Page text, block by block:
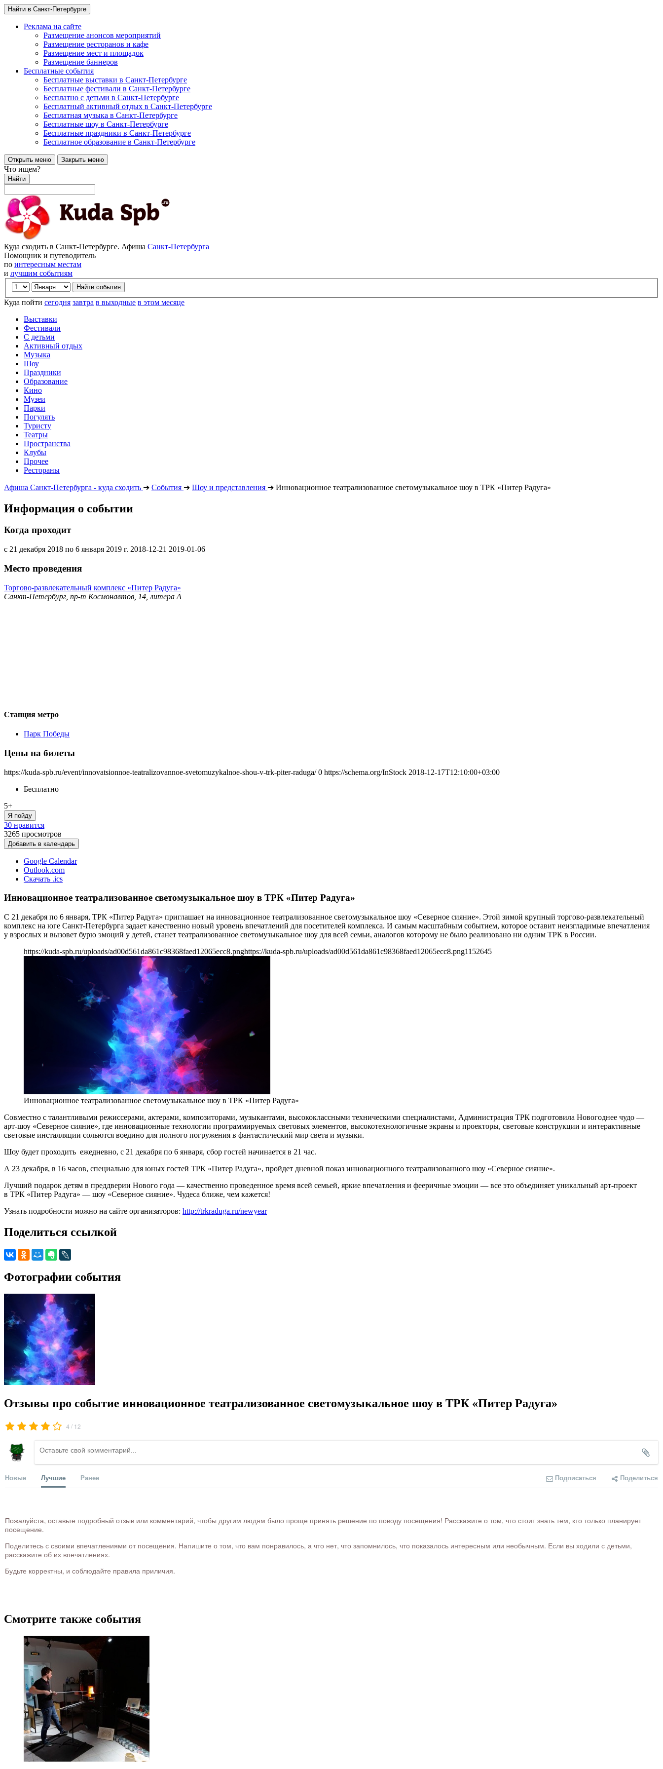
Найти в Санкт-Петербурге
Реклама на сайте
Размещение анонсов мероприятий
Размещение ресторанов и кафе
Размещение мест и площадок
Размещение баннеров
Бесплатные события
Бесплатные выставки в Санкт-Петербурге
Бесплатные фестивали в Санкт-Петербурге
Бесплатно с детьми в Санкт-Петербурге
Бесплатный активный отдых в Санкт-Петербурге
Бесплатная музыка в Санкт-Петербурге
Бесплатные шоу в Санкт-Петербурге
Бесплатные праздники в Санкт-Петербурге
Бесплатное образование в Санкт-Петербурге
Открыть меню Закрыть меню
Что ищем?
Найти
Куда сходить в Санкт-Петербурге. Афиша Санкт-Петербурга
Помощник и путеводитель
по интересным местам
и лучшим событиям
Куда пойти сегодня завтра в выходные в этом месяце
Выставки
Фестивали
С детьми
Активный отдых
Музыка
Шоу
Праздники
Образование
Кино
Музеи
Парки
Погулять
Туристу
Театры
Пространства
Клубы
Прочее
Рестораны
Афиша Санкт-Петербурга - куда сходить ➔ События ➔ Шоу и представления ➔ Инновационное театрализованное светомузыкальное шоу в ТРК «Питер Радуга»
Информация о событии
Когда проходит
с 21 декабря 2018 по 6 января 2019 г. 2018-12-21 2019-01-06
Место проведения
Торгово-развлекательный комплекс «Питер Радуга»
Санкт-Петербург, пр-т Космонавтов, 14, литера А
Станция метро
Парк Победы
Цены на билеты
https://kuda-spb.ru/event/innovatsionnoe-teatralizovannoe-svetomuzykalnoe-shou-v-trk-piter-raduga/ 0 https://schema.org/InStock 2018-12-17T12:10:00+03:00
Бесплатно
5+
Я пойду
30 нравится
3265 просмотров
Добавить в календарь
Google Calendar
Outlook.com
Скачать .ics
Инновационное театрализованное светомузыкальное шоу в ТРК «Питер Радуга»
С 21 декабря по 6 января, ТРК «Питер Радуга» приглашает на инновационное театрализованное светомузыкальное шоу «Северное сияние». Этой зимой крупный торгово-развлекательный
комплекс на юге Санкт-Петербурга задает качественно новый уровень впечатлений для посетителей комплекса. И самым масштабным событием, которое оставит неизгладимые впечатления
у взрослых и вызовет бурю эмоций у детей, станет театрализованное светомузыкальное шоу для всей семьи, аналогов которому не было реализовано ни одним ТРК в России.
https://kuda-spb.ru/uploads/ad00d561da861c98368faed12065ecc8.pnghttps://kuda-spb.ru/uploads/ad00d561da861c98368faed12065ecc8.png1152645
Инновационное театрализованное светомузыкальное шоу в ТРК «Питер Радуга»
Совместно с талантливыми режиссерами, актерами, композиторами, музыкантами, высококлассными техническими специалистами, Администрация ТРК подготовила Новогоднее чудо —
арт-шоу «Северное сияние», где инновационные технологии программируемых световых элементов, высокотехнологичные экраны и проекторы, световые конструкции и интерактивные
световые инсталляции сольются воедино для полного погружения в фантастический мир света и музыки.
Шоу будет проходить ежедневно, с 21 декабря по 6 января, сбор гостей начинается в 21 час.
А 23 декабря, в 16 часов, специально для юных гостей ТРК «Питер Радуга», пройдет дневной показ инновационного театрализованного шоу «Северное сияние».
Лучший подарок детям в преддверии Нового года — качественно проведенное время всей семьей, яркие впечатления и фееричные эмоции — все это объединяет уникальный арт-проект
в ТРК «Питер Радуга» — шоу «Северное сияние». Чудеса ближе, чем кажется!
Узнать подробности можно на сайте организаторов: http://trkraduga.ru/newyear
Поделиться ссылкой
Фотографии события
Отзывы про событие инновационное театрализованное светомузыкальное шоу в ТРК «Питер Радуга»
4 / 12
Новые Лучшие Ранее Подписаться Поделиться
Пожалуйста, оставьте подробный отзыв или комментарий, чтобы другим людям было проще принять решение по поводу посещения! Расскажите о том, что стоит знать тем, кто только планирует
посещение.
Поделитесь с своими впечатлениями от посещения. Напишите о том, что вам понравилось, а что нет, что запомнилось, что показалось интересным или необычным. Если вы ходили с детьми,
расскажите об их впечатлениях.
Будьте корректны, и соблюдайте правила приличия.
Смотрите также события